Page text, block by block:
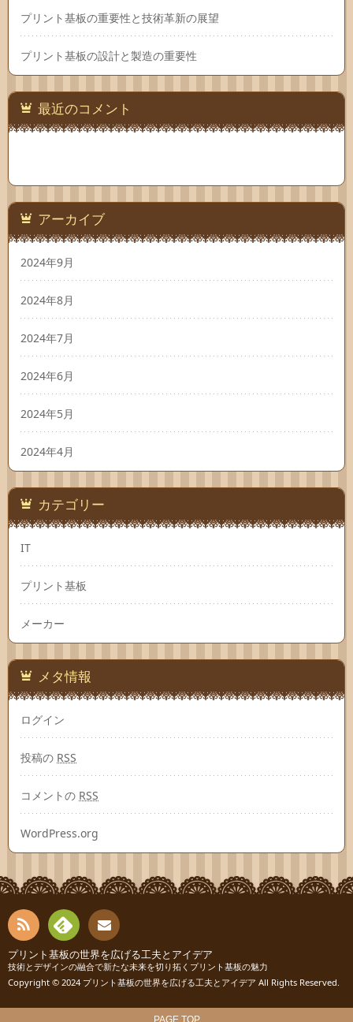
プリント基板の重要性と技術革新の展望
プリント基板の設計と製造の重要性
最近のコメント
アーカイブ
2024年9月
2024年8月
2024年7月
2024年6月
2024年5月
2024年4月
カテゴリー
IT
プリント基板
メーカー
メタ情報
ログイン
投稿の RSS
コメントの RSS
WordPress.org
RSS
Fee
dly
お問
い合
プリント基板の世界を広げる工夫とアイデア
技術とデザインの融合で新たな未来を切り拓くプリント基板の魅力
Copyright © 2024 プリント基板の世界を広げる工夫とアイデア All Rights Reserved.